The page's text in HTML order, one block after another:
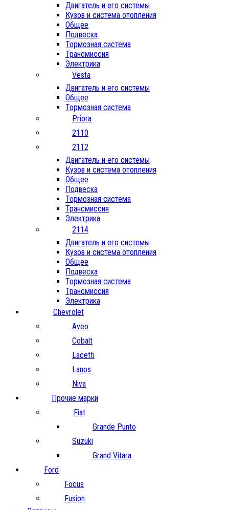
Двигатель и его системы
Кузов и система отопления
Общее
Подвеска
Тормозная система
Трансмиссия
Электрика
Vesta
Двигатель и его системы
Общее
Тормозная система
Priora
2110
2112
Двигатель и его системы
Кузов и система отопления
Общее
Подвеска
Тормозная система
Трансмиссия
Электрика
2114
Двигатель и его системы
Кузов и система отопления
Общее
Подвеска
Тормозная система
Трансмиссия
Электрика
Chevrolet
Aveo
Cobalt
Lacetti
Lanos
Niva
Прочие марки
Fiat
Grande Punto
Suzuki
Grand Vitara
Ford
Focus
Fusion